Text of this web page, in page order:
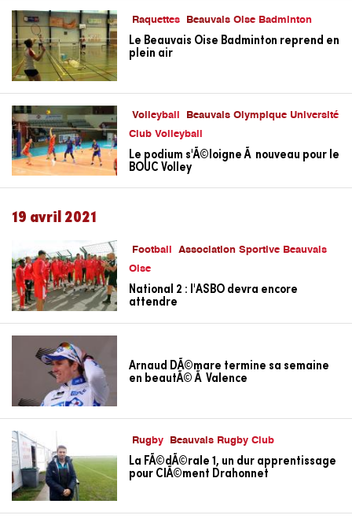
Raquettes Beauvais Oise Badminton
Le Beauvais Oise Badminton reprend en
plein air
Volleyball
Beauvais Olympique Université
Club Volleyball
Le podium s'Ã©loigne Ã nouveau pour le
BOUC Volley
19 avril 2021
Football
Association Sportive Beauvais
Oise
National 2 : l'ASBO devra encore
attendre
Arnaud DÃ©mare termine sa semaine
en beautÃ© Ã Valence
Rugby Beauvais Rugby Club
La FÃ©dÃ©rale 1, un dur apprentissage
pour ClÃ©ment Drahonnet